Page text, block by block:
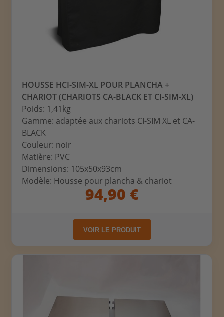
HOUSSE HCI-SIM-XL POUR PLANCHA +
CHARIOT (CHARIOTS CA-BLACK ET CI-SIM-XL)
Poids: 1,41kg
Gamme: adaptée aux chariots CI-SIM XL et CA-
BLACK
Couleur: noir
Matière: PVC
Dimensions: 105x50x93cm
Modèle: Housse pour plancha & chariot
94,90 €
VOIR LE PRODUIT